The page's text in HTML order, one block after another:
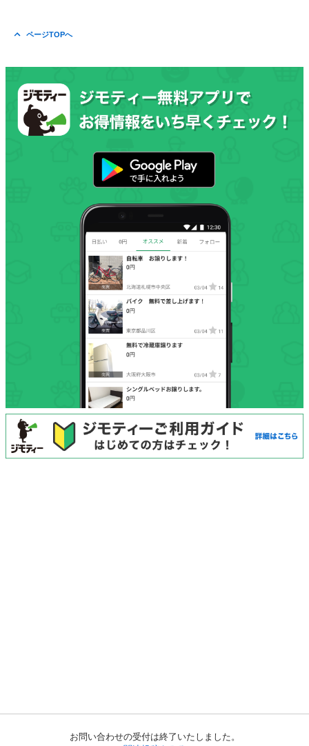
お問い合わせの受付は終了いたしました。
ページTOPへ